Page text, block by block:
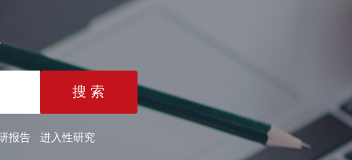
报告 进入性研究